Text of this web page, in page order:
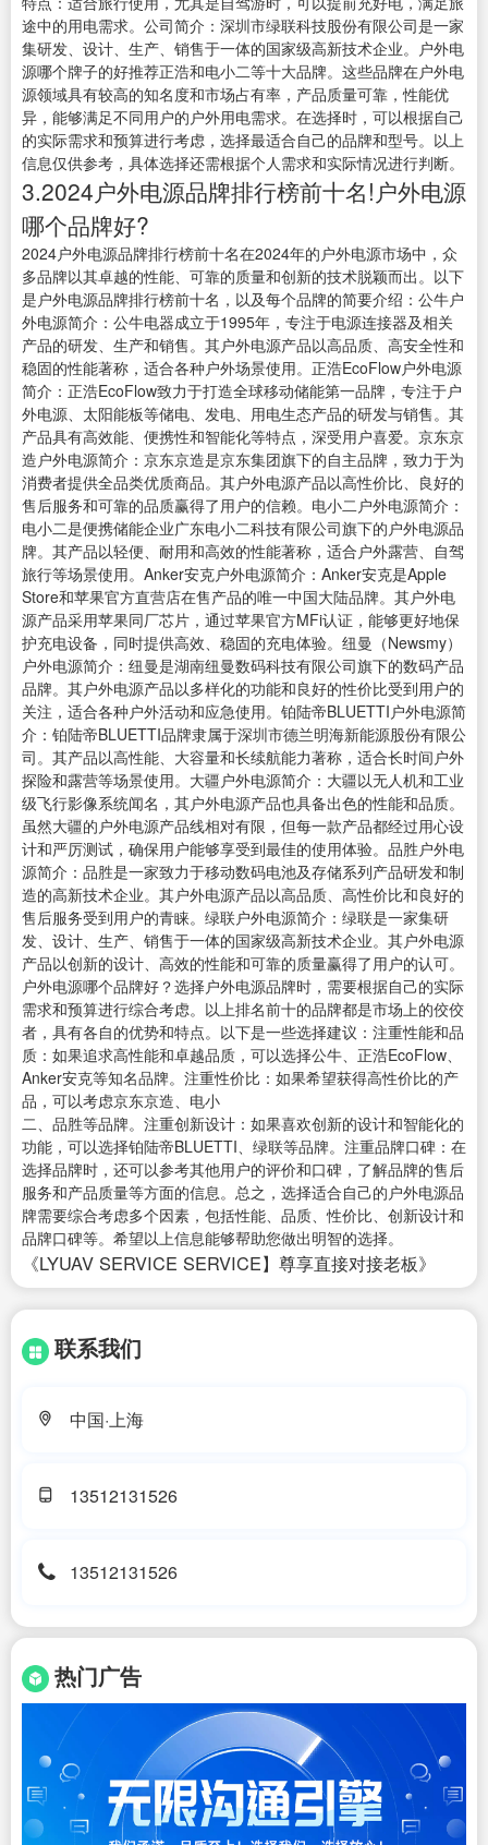
途中的用电需求。公司简介：深圳市绿联科技股份有限公司是一家
集研发、设计、生产、销售于一体的国家级高新技术企业。户外电
源哪个牌子的好推荐正浩和电小二等十大品牌。这些品牌在户外电
源领域具有较高的知名度和市场占有率，产品质量可靠，性能优
异，能够满足不同用户的户外用电需求。在选择时，可以根据自己
的实际需求和预算进行考虑，选择最适合自己的品牌和型号。以上
信息仅供参考，具体选择还需根据个人需求和实际情况进行判断。
3.2024户外电源品牌排行榜前十名!户外电源
哪个品牌好?
2024户外电源品牌排行榜前十名在2024年的户外电源市场中，众
多品牌以其卓越的性能、可靠的质量和创新的技术脱颖而出。以下
是户外电源品牌排行榜前十名，以及每个品牌的简要介绍：公牛户
外电源简介：公牛电器成立于1995年，专注于电源连接器及相关
产品的研发、生产和销售。其户外电源产品以高品质、高安全性和
稳固的性能著称，适合各种户外场景使用。正浩EcoFlow户外电源
简介：正浩EcoFlow致力于打造全球移动储能第一品牌，专注于户
外电源、太阳能板等储电、发电、用电生态产品的研发与销售。其
产品具有高效能、便携性和智能化等特点，深受用户喜爱。京东京
造户外电源简介：京东京造是京东集团旗下的自主品牌，致力于为
消费者提供全品类优质商品。其户外电源产品以高性价比、良好的
售后服务和可靠的品质赢得了用户的信赖。电小二户外电源简介：
电小二是便携储能企业广东电小二科技有限公司旗下的户外电源品
牌。其产品以轻便、耐用和高效的性能著称，适合户外露营、自驾
旅行等场景使用。Anker安克户外电源简介：Anker安克是Apple
Store和苹果官方直营店在售产品的唯一中国大陆品牌。其户外电
源产品采用苹果同厂芯片，通过苹果官方MFi认证，能够更好地保
护充电设备，同时提供高效、稳固的充电体验。纽曼（Newsmy）
户外电源简介：纽曼是湖南纽曼数码科技有限公司旗下的数码产品
品牌。其户外电源产品以多样化的功能和良好的性价比受到用户的
关注，适合各种户外活动和应急使用。铂陆帝BLUETTI户外电源简
介：铂陆帝BLUETTI品牌隶属于深圳市德兰明海新能源股份有限公
司。其产品以高性能、大容量和长续航能力著称，适合长时间户外
探险和露营等场景使用。大疆户外电源简介：大疆以无人机和工业
级飞行影像系统闻名，其户外电源产品也具备出色的性能和品质。
虽然大疆的户外电源产品线相对有限，但每一款产品都经过用心设
计和严厉测试，确保用户能够享受到最佳的使用体验。品胜户外电
源简介：品胜是一家致力于移动数码电池及存储系列产品研发和制
造的高新技术企业。其户外电源产品以高品质、高性价比和良好的
售后服务受到用户的青睐。绿联户外电源简介：绿联是一家集研
发、设计、生产、销售于一体的国家级高新技术企业。其户外电源
产品以创新的设计、高效的性能和可靠的质量赢得了用户的认可。
户外电源哪个品牌好？选择户外电源品牌时，需要根据自己的实际
需求和预算进行综合考虑。以上排名前十的品牌都是市场上的佼佼
者，具有各自的优势和特点。以下是一些选择建议：注重性能和品
质：如果追求高性能和卓越品质，可以选择公牛、正浩EcoFlow、
Anker安克等知名品牌。注重性价比：如果希望获得高性价比的产
品，可以考虑京东京造、电小
二、品胜等品牌。注重创新设计：如果喜欢创新的设计和智能化的
功能，可以选择铂陆帝BLUETTI、绿联等品牌。注重品牌口碑：在
选择品牌时，还可以参考其他用户的评价和口碑，了解品牌的售后
服务和产品质量等方面的信息。总之，选择适合自己的户外电源品
牌需要综合考虑多个因素，包括性能、品质、性价比、创新设计和
品牌口碑等。希望以上信息能够帮助您做出明智的选择。
《LYUAV SERVICE SERVICE】尊享直接对接老板》
联系我们
中国·上海
13512131526
13512131526
热门广告